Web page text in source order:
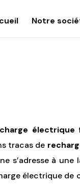
Notre
électrique
tracas de
s’adresse à
électrique